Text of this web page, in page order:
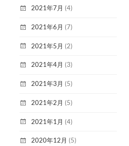
2021年7月 (4)
2021年6月 (7)
2021年5月 (2)
2021年4月 (3)
2021年3月 (5)
2021年2月 (5)
2021年1月 (4)
2020年12月 (5)